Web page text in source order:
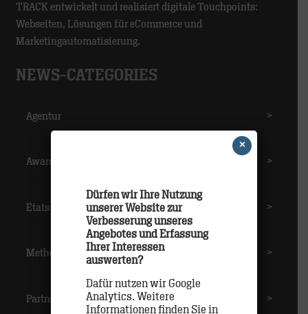
TRACK entwickelt und realisiert digitale Touchpoints:
Webseiten, Lösungen für eCommerce und
Marketingautomatisierung.
NEWS-CATEGORIES
Agentur >
Awards >
Etats >
Methoden >
Partner >
Dürfen wir Ihre Nutzung
unserer Website zur
Verbesserung unseres
Angebotes und Erfassung
Ihrer Interessen
auswerten?
Dafür nutzen wir Google
Analytics. Weitere
Informationen finden Sie in
×